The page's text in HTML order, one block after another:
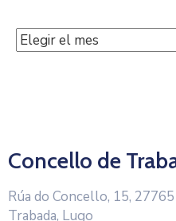
Concello de
Rúa do Concello, 15, 27765
Trabada, Lugo